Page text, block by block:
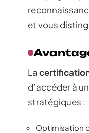
et vous
La
d’accéder à
stratégiques :
Optimisation